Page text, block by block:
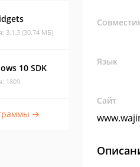
3.1.3 (30.74 МБ)
10 SDK
1809
→
Язык
Сайт